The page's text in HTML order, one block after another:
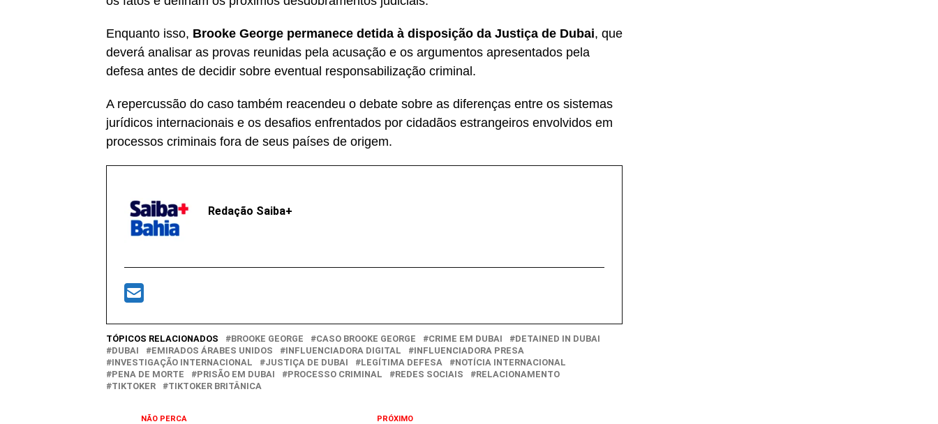
Enquanto isso, Brooke George permanece detida à disposição da Justiça de Dubai, que
deverá analisar as provas reunidas pela acusação e os argumentos apresentados pela
defesa antes de decidir sobre eventual responsabilização criminal.
A repercussão do caso também reacendeu o debate sobre as diferenças entre os sistemas
jurídicos internacionais e os desafios enfrentados por cidadãos estrangeiros envolvidos em
processos criminais fora de seus países de origem.
Redação Saiba+
TÓPICOS RELACIONADOS BROOKE GEORGE CASO BROOKE GEORGE CRIME EM DUBAI
DETAINED IN DUBAI
DUBAI
EMIRADOS ÁRABES UNIDOS INFLUENCIADORA DIGITAL
INFLUENCIADORA PRESA
INVESTIGAÇÃO INTERNACIONAL
JUSTIÇA DE DUBAI LEGÍTIMA DEFESA
NOTÍCIA INTERNACIONAL
PENA DE MORTE
PRISÃO EM DUBAI PROCESSO CRIMINAL REDES SOCIAIS
RELACIONAMENTO
TIKTOKER
TIKTOKER BRITÂNICA
PRÓXIMO
NÃO PERCA